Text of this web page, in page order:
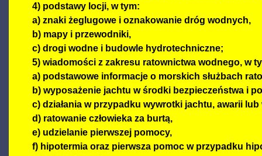
4) podstawy locji, w tym:
a) znaki żeglugowe i oznakowanie dróg wodnych,
b) mapy i przewodniki,
c) drogi wodne i budowle hydrotechniczne;
5) wiadomości z zakresu ratownictwa wodnego, w
a) podstawowe informacje o morskich służbach
b) wyposażenie jachtu w środki bezpieczeństwa i
c) działania w przypadku wywrotki jachtu, awarii
d) ratowanie człowieka za burtą,
e) udzielanie pierwszej pomocy,
f) hipotermia oraz pierwsza pomoc w przypadku